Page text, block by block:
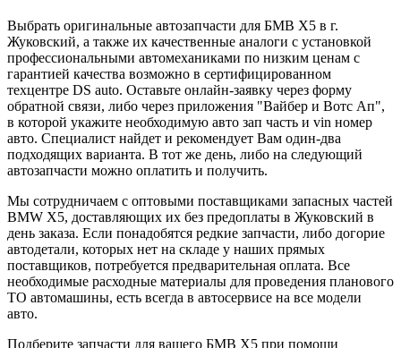
Выбрать оригинальные автозапчасти для БМВ X5 в г.
Жуковский, а также их качественные аналоги с установкой
профессиональными автомеханиками по низким ценам с
гарантией качества возможно в сертифицированном
техцентре DS auto. Оставьте онлайн-заявку через форму
обратной связи, либо через приложения "Вайбер и Вотс Ап",
в которой укажите необходимую авто зап часть и vin номер
авто. Специалист найдет и рекомендует Вам один-два
подходящих варианта. В тот же день, либо на следующий
автозапчасти можно оплатить и получить.
Мы сотрудничаем с оптовыми поставщиками запасных частей
BMW X5, доставляющих их без предоплаты в Жуковский в
день заказа. Если понадобятся редкие запчасти, либо догорие
автодетали, которых нет на складе у наших прямых
поставщиков, потребуется предварительная оплата. Все
необходимые расходные материалы для проведения планового
ТО автомашины, есть всегда в автосервисе на все модели
авто.
Подберите запчасти для вашего БМВ X5 при помощи